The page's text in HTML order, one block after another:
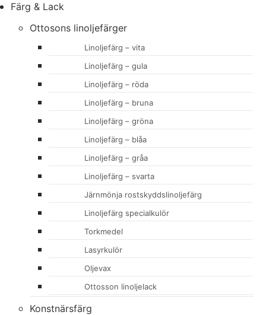
Färg & Lack
Ottosons linoljefärger
Linoljefärg – vita
Linoljefärg – gula
Linoljefärg – röda
Linoljefärg – bruna
Linoljefärg – gröna
Linoljefärg – blåa
Linoljefärg – gråa
Linoljefärg – svarta
Järnmönja rostskyddslinoljefärg
Linoljefärg specialkulör
Torkmedel
Lasyrkulör
Oljevax
Ottosson linoljelack
Konstnärsfärg